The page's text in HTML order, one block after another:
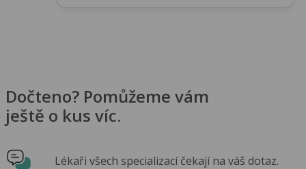
Dočteno? Pomůžeme vám
ještě o kus víc.
Lékaři všech specializací čekají na váš dotaz.